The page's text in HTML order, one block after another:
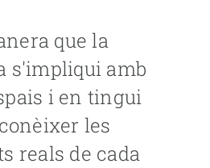
que la
s'impliqui amb
i en tingui
les
reals de cada